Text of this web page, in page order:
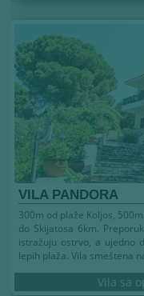
VILA PANDORA
300m od plaže Koljos,
do Skijatosa 6km.
istražuju ostrvo, a ujedno
lepih plaža. Vila smeštena
Vila sa